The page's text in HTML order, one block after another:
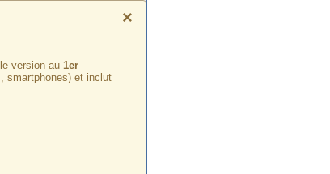
×
version au 1er
smartphones) et inclut